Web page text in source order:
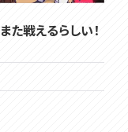
た戦えるらしい！